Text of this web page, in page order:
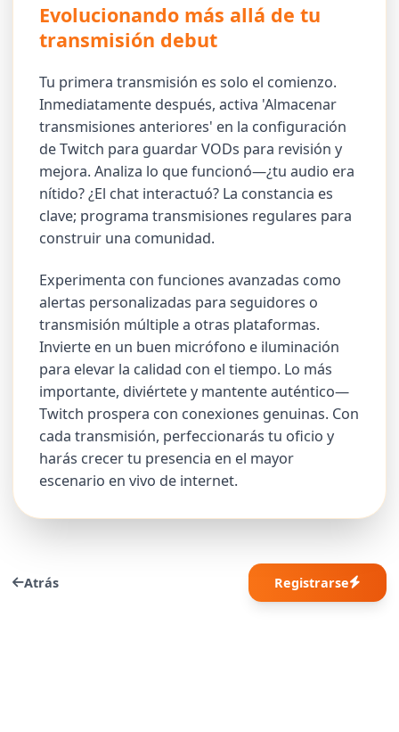
Evolucionando más allá de tu
transmisión debut
Tu primera transmisión es solo el comienzo.
Inmediatamente después, activa 'Almacenar
transmisiones anteriores' en la configuración
de Twitch para guardar VODs para revisión y
mejora. Analiza lo que funcionó—¿tu audio era
nítido? ¿El chat interactuó? La constancia es
clave; programa transmisiones regulares para
construir una comunidad.
Experimenta con funciones avanzadas como
alertas personalizadas para seguidores o
transmisión múltiple a otras plataformas.
Invierte en un buen micrófono e iluminación
para elevar la calidad con el tiempo. Lo más
importante, diviértete y mantente auténtico—
Twitch prospera con conexiones genuinas. Con
cada transmisión, perfeccionarás tu oficio y
harás crecer tu presencia en el mayor
escenario en vivo de internet.
Atrás Registrarse